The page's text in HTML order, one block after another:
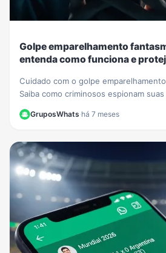
Golpe emparelhamento
entenda como funciona e
Cuidado com o golpe
Saiba como criminosos espionam
a verificar e proteger sua conta agora.
GruposWhats·há 7 meses